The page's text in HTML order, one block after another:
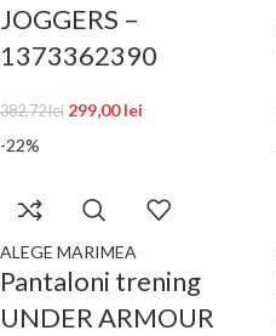
JOGGERS –
1373362390
382,72lei 299,00lei
-22%
ALEGE MARIMEA
Pantaloni trening
UNDER ARMOUR